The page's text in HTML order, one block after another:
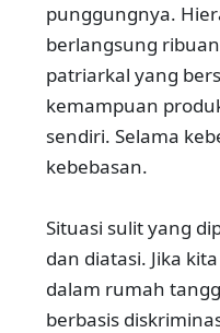
punggungnya.
berlangsung
patriarkal yang
kemampuan
sendiri. Selama
kebebasan.
Situasi sulit yang
dan diatasi. Jika
dalam rumah
berbasis